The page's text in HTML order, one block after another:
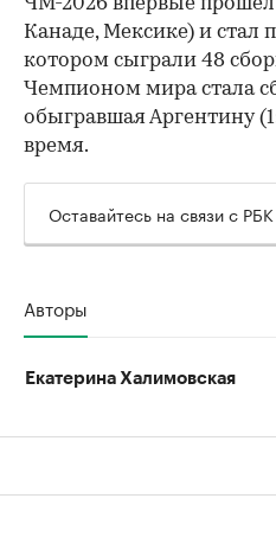
Канаде, Мексике) и стал
котором сыграли 48
Чемпионом мира стала
обыгравшая Аргентину
время.
Оставайтесь на связи с
Авторы
Екатерина Халимовская